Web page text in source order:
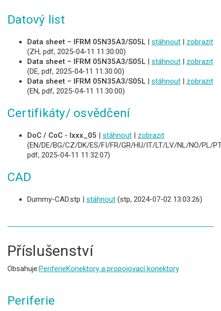
Datový list
Data sheet – IFRM 05N35A3/S05L | stáhnout | zobrazit
(ZH, pdf, 2025-04-11 11:30:00)
Data sheet – IFRM 05N35A3/S05L | stáhnout | zobrazit
(DE, pdf, 2025-04-11 11:30:00)
Data sheet – IFRM 05N35A3/S05L | stáhnout | zobrazit
(EN, pdf, 2025-04-11 11:30:00)
Certifikáty/ osvědčení
DoC / CoC - Ixxx_05 | stáhnout | zobrazit
(EN/DE/BG/CZ/DK/ES/FI/FR/GR/HU/IT/LT/LV/NL/NO/PL/
pdf, 2025-04-11 11:32:07)
CAD
Dummy-CAD.stp | stáhnout (stp, 2024-07-02 13:03:26)
Příslušenství
Obsahuje:PeriferieKonektory a propojovací konektory
Periferie